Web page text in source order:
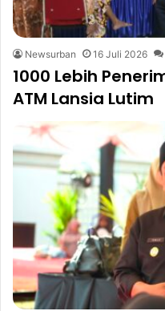
Newsurban 16 Juli 2026
1000 Lebih
ATM Lansia Lutim